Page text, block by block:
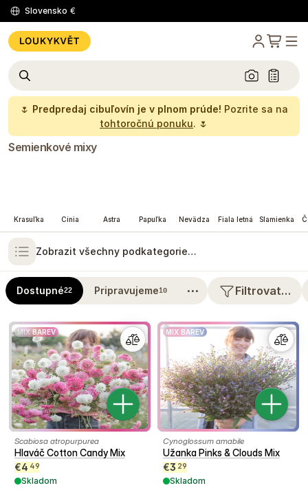
Slovensko €
🌷 Predpredaj cibuľovín je v plnom prúde! Pozrite sa na
tohtoročnú ponuku. 🌷
Semienkové mixy
Krasuľka Cínia Astra Papuľka Nevädza Fiala letná Slamienka
Zobrazit všechny podkategorie…
Dostupné22 Pripravujeme10 ⋯ Filtrovat…
MIX BAREV
Scabiosa atropurpurea
Hlaváč Cotton Candy Mix
€4 49
Skladom
MIX BAREV
Cynoglossum amabile
Užanka Pinks & Clouds Mix
€3 29
Skladom